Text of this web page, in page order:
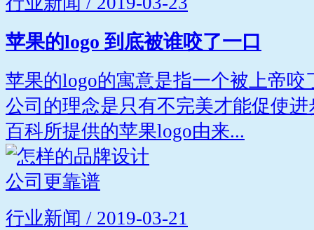
苹果的logo 到底被谁咬了一口
苹果的logo的寓意是指一个被上帝
公司的理念是只有不完美才能促使
百科所提供的苹果logo由来...
行业新闻 / 2019-03-21